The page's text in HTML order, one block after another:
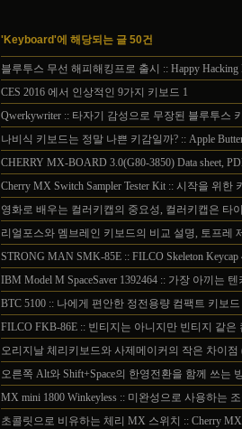
'Keyboard'에 해당되는 글 50건
블루투스 무선 해피해킹프로 출시 :: Happy Hacking
CES 2016 에서 인상적인 9가지 키보드 1
Qwerkywriter :: 타자기 감성으로 무장된 블루투스
나비식 키보드는 정말 나쁜 키감일까? :: Apple
‎CHERRY MX-BOARD 3.0(G80-3850) Data sheet,
Cherry MX Switch Sampler Tester Kit :: 시작을 위한
영화로 배우는 컬러키캡의 중요성, 컬러키캡은 타
리얼포스와 멤브레인 키보드의 비교 설명, 토프레
STRONG MAN SMK-85E :: FILCO Skeleton Keycap
IBM Model M SpaceSaver 1392464 :: 가장 아끼는
BTC 5100 :: 나에게 편안한 정전용량 컴팩트 키보드
FILCO FKB-86E :: 빈티지는 아니지만 빈티지 같은
오리지날 체리키보드와 사제메이커의 작은 차이
오른쪽 Alt와 Shift+Space의 한영전환을 함께 쓰는
MX mini 1800 Winkeyless :: 미완성으로 사용하는
초콜릿으로 비유하는 체리 MX 스위치 :: Cherry MX